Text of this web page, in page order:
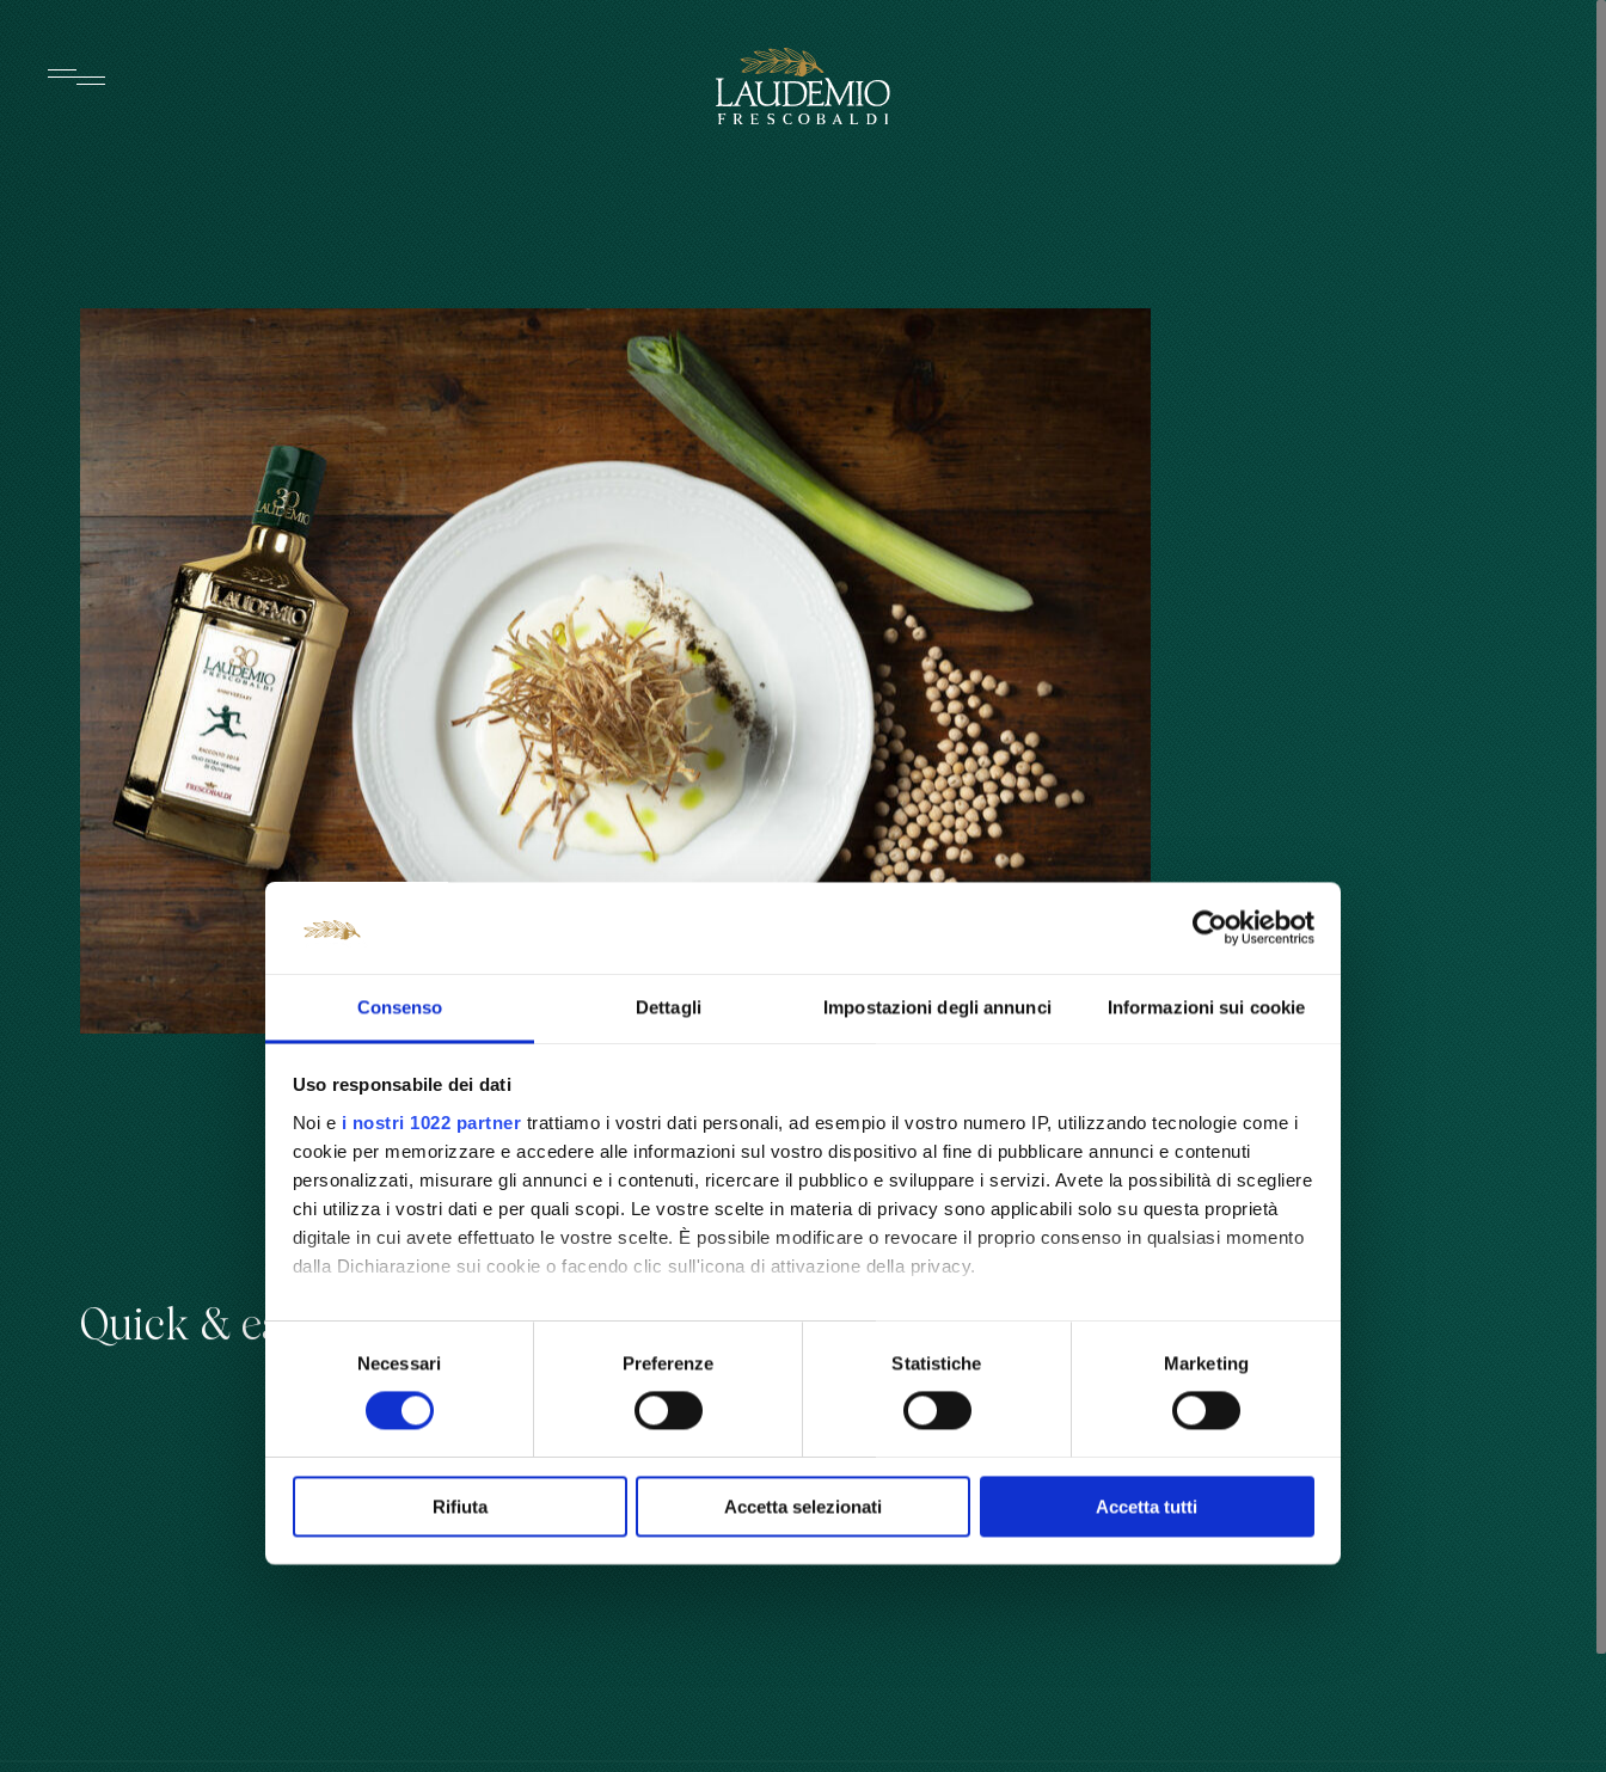
Consenso Dettagli Impostazioni degli annunci Informazioni sui cookie
Uso responsabile dei dati
Noi e i nostri 1022 partner trattiamo i vostri dati personali, ad esempio il vostro numero IP, utilizzando tecnologie come i
cookie per memorizzare e accedere alle informazioni sul vostro dispositivo al fine di pubblicare annunci e contenuti
personalizzati, misurare gli annunci e i contenuti, ricercare il pubblico e sviluppare i servizi. Avete la possibilità di scegliere
chi utilizza i vostri dati e per quali scopi. Le vostre scelte in materia di privacy sono applicabili solo su questa proprietà
digitale in cui avete effettuato le vostre scelte. È possibile modificare o revocare il proprio consenso in qualsiasi momento
dalla Dichiarazione sui cookie o facendo clic sull'icona di attivazione della privacy.
Con il tuo consenso, vorremmo anche:
raccogliere informazioni sulla tua posizione geografica, con un'approssimazione di qualche metro,
Approfondisci come vengono elaborati i tuoi dati personali e imposta le tue preferenze nella
sezione dettagli. Puoi
Utilizziamo i cookie per personalizzare contenuti ed annunci, per fornire funzionalità dei social media e per analizzare il
nostro traffico. Condividiamo inoltre informazioni sul modo in cui utilizza il nostro sito con i nostri partner che si occupano
di analisi dei dati web, pubblicità e social media, i quali potrebbero combinarle con altre informazioni che ha fornito loro o
Selezione
Necessari Preferenze Statistiche Marketing
Rifiuta Accetta selezionati Accetta tutti
Quick & easy recipes with extra virgin olive oil